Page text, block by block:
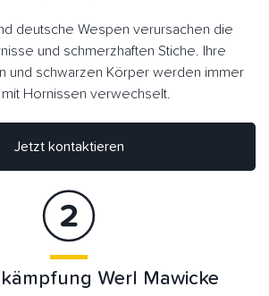
deutsche Wespen verursachen die
und schmerzhaften Stiche. Ihre
und schwarzen Körper werden immer
Hornissen verwechselt.
Jetzt kontaktieren
Werl Mawicke